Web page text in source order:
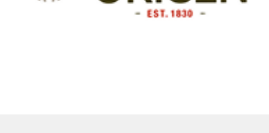
IDIOMA
EN